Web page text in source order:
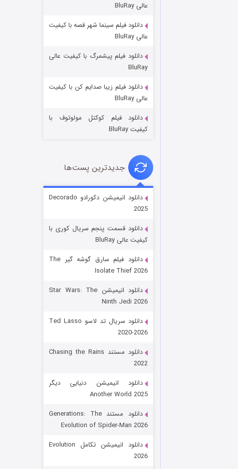
جادوگری در مغولستان
قسمت 6 (زیرنویس)
رویایی برای تو
قسمت
عالی BluRay
دانلود فیلم سینما شهر قصه با کیفیت
عالی BluRay
دانلود فیلم پیشمرگ با کیفیت عالی
BluRay
دانلود فیلم زیبا صدایم کن با کیفیت
عالی BluRay
دانلود فیلم کوکتل مولوتوف با
کیفیت BluRay
جدیدترین پست‌ها
دانلود انیمیشن دکورادو Decorado
2025
دانلود قسمت پنجم سریال کوری با
کیفیت عالی BluRay
دانلود فیلم سارق گوشه گیر The
Isolate Thief 2026
دانلود انیمیشن Star Wars: The
Ninth Jedi 2026
دانلود سریال تد لاسو Ted Lasso
2020-2026
دانلود مستند Chasing the Rains
2022
دانلود انیمیشن دنیایی دیگر
Another World 2025
دانلود مستند Generations: The
Evolution of Spider-Man 2026
دانلود انیمیشن تکامل Evolution
2026